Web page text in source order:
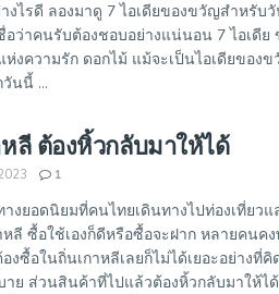
งไรดี ลองมาดู 7 ไอเดียของขวัญสำหรับ
อว่าคนรับต้องชอบอย่างแน่นอน 7 ไอเดี
งความรัก ดอกไม้ แม้จะเป็นไอเดียของ
นนี้ ...
ลี ต้องหิ้วกลับมาให้ได้
1
งยอดนิยมที่คนไทยเดินทางไปท่องเที่ยว
ลี ซื้อใช้เองก็ดีหรือซื้อจะฝาก หลายคนค
งซื้อในถิ่นเกาหลีเลยก็ไม่ได้เยอะอย่างที่
ย ส่วนสินค้าที่ไปแล้วต้องหิ้วกลับมาให้ไ